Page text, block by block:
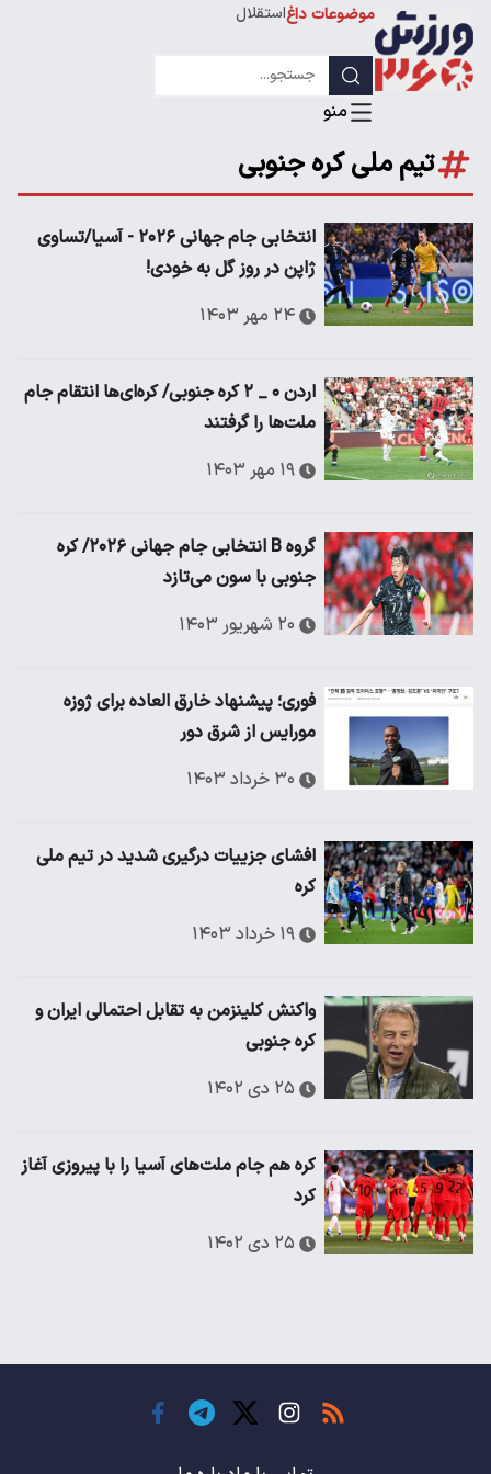
موضوعات داغاستقلال
تیم ملی کره جنوبی
انتخابی جام جهانی ۲۰۲۶ - آسیا/تساوی
ژاپن در روز گل به خودی!
۲۴ مهر ۱۴۰۳
اردن ۰ _ ۲ کره جنوبی/ کره‌ای‌ها انتقام جام
ملت‌ها را گرفتند
۱۹ مهر ۱۴۰۳
گروه B انتخابی جام جهانی ۲۰۲۶/ کره
جنوبی با سون می‌تازد
۲۰ شهریور ۱۴۰۳
فوری؛ پیشنهاد خارق العاده برای ژوزه
مورایس از شرق دور
۳۰ خرداد ۱۴۰۳
افشای جزییات درگیری شدید در تیم ملی
کره
۱۹ خرداد ۱۴۰۳
واکنش کلینزمن به تقابل احتمالی ایران و
کره جنوبی
۲۵ دی ۱۴۰۲
کره هم جام ملت‌های آسیا را با پیروزی آغاز
کرد
۲۵ دی ۱۴۰۲